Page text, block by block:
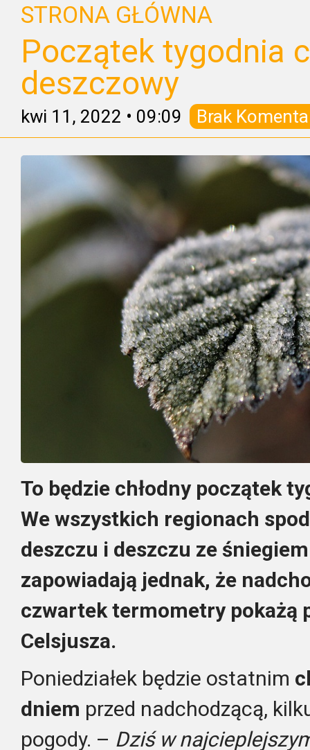
STRONA GŁÓWNA
Początek tygodnia
deszczowy
kwi 11, 2022 • 09:09 Brak
To będzie chłodny początek
We wszystkich regionach
deszczu i deszczu ze
zapowiadają jednak, że
czwartek termometry pokażą
Celsjusza.
Poniedziałek będzie ostatnim
dniem przed nadchodzącą,
pogody. – Dziś w